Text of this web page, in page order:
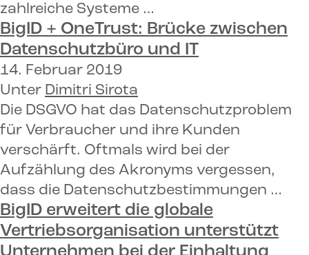
zahlreiche Systeme …
BigID + OneTrust: Brücke zwischen
Datenschutzbüro und IT
14. Februar 2019
Unter Dimitri Sirota
Die DSGVO hat das Datenschutzproblem
für Verbraucher und ihre Kunden
verschärft. Oftmals wird bei der
Aufzählung des Akronyms vergessen,
dass die Datenschutzbestimmungen …
BigID erweitert die globale
Vertriebsorganisation unterstützt